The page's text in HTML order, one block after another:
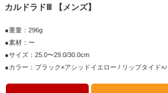
カルドラドⅢ 【メンズ】
●重量：296g
●素材：ー
●サイズ：25.0〜29.0/30.0cm
●カラー：ブラック×アシッドイエロー / リップタイド×